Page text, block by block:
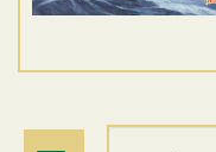
ĐIỂM HÀNH HƯƠNG